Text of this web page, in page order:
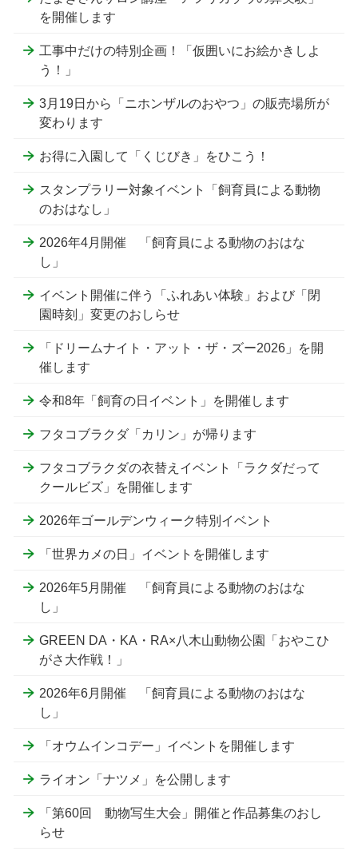
を開催します
工事中だけの特別企画！「仮囲いにお絵かきしよ
う！」
3月19日から「ニホンザルのおやつ」の販売場所が
変わります
お得に入園して「くじびき」をひこう！
スタンプラリー対象イベント「飼育員による動物
のおはなし」
2026年4月開催 「飼育員による動物のおはな
し」
イベント開催に伴う「ふれあい体験」および「閉
園時刻」変更のおしらせ
「ドリームナイト・アット・ザ・ズー2026」を開
催します
令和8年「飼育の日イベント」を開催します
フタコブラクダ「カリン」が帰ります
フタコブラクダの衣替えイベント「ラクダだって
クールビズ」を開催します
2026年ゴールデンウィーク特別イベント
「世界カメの日」イベントを開催します
2026年5月開催 「飼育員による動物のおはな
し」
GREEN DA・KA・RA×八木山動物公園「おやこひ
がさ大作戦！」
2026年6月開催 「飼育員による動物のおはな
し」
「オウムインコデー」イベントを開催します
ライオン「ナツメ」を公開します
「第60回 動物写生大会」開催と作品募集のおし
らせ